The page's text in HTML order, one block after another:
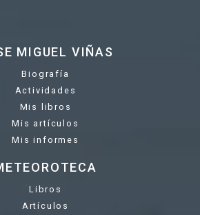
MIGUEL VIÑAS
Biografía
Actividades
Mis libros
Mis artículos
Mis informes
Libros
Artículos